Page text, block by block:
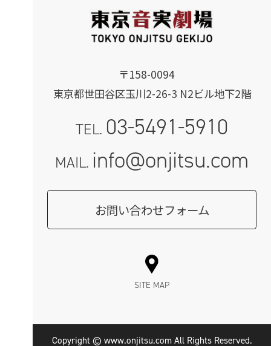
〒158-0094
東京都世田谷区玉川2-26-3 N2ビル地下2階
TEL. 03-5491-5910
MAIL. info@onjitsu.com
お問い合わせフォーム
SITE MAP
Copyright © www.onjitsu.com All Rights Reserved.